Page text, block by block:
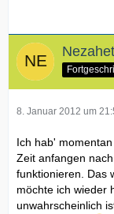
Nezahet
8. Januar 2012 um
Ich hab'
Zeit anfangen
funktionieren. Das
möchte ich wieder
unwahrscheinlich